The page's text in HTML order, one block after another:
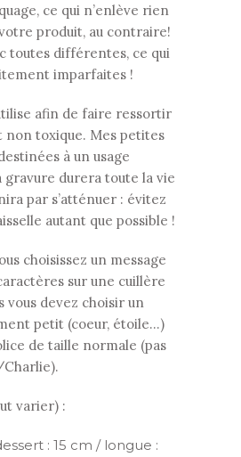
ce qui n’enlève rien
produit, au contraire!
toutes différentes, ce qui
imparfaites !
afin de faire ressortir
non toxique. Mes petites
à un usage
gravure durera toute la vie
par s’atténuer : évitez
autant que possible !
choisissez un message
sur une cuillère
vous devez choisir un
petit (coeur, étoile…)
de taille normale (pas
Charlie).
varier) :
: 15 cm / longue :